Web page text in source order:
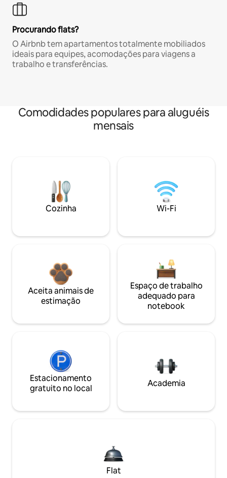
Procurando flats?
O Airbnb tem apartamentos totalmente mobiliados
ideais para equipes, acomodações para viagens a
trabalho e transferências.
Comodidades populares para aluguéis
mensais
Cozinha Wi-Fi
Aceita animais de
estimação
Espaço de trabalho
adequado para
notebook
Estacionamento
gratuito no local
Academia
Flat